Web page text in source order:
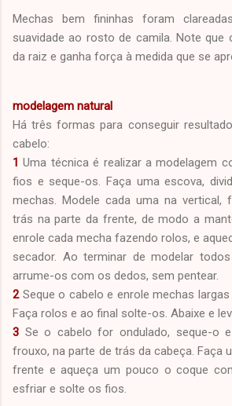
Mechas bem fininhas foram
suavidade ao rosto de camila. Note
da raiz e ganha força à medida que se
modelagem natural
Há três formas para conseguir
cabelo:
1 Uma técnica é realizar a modelagem
fios e seque-os. Faça uma escova,
mechas. Modele cada uma na vertical,
trás na parte da frente, de modo a
enrole cada mecha fazendo rolos, e
secador. Ao terminar de modelar
arrume-os com os dedos, sem pentear.
2Seque o cabelo e enrole mechas largas
Faça rolos e ao final solte-os. Abaixe e
3 Se o cabelo for ondulado, seque-o
frouxo, na parte de trás da cabeça. Faça
frente e aqueça um pouco o coque
esfriar e solte os fios.